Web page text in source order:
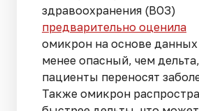
здравоохранения (ВОЗ)
предварительно оценила
омикрон на основе
менее опасный, чем
пациенты переносят
Также омикрон